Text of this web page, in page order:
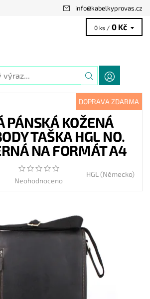
info@kabelkyprovas.cz
0 ks / 0 Kč
DOPRAVA ZDARMA
PÁNSKÁ KOŽENÁ
TAŠKA HGL NO.
NA FORMÁT A4
Neohodnoceno
HGL (Německo)